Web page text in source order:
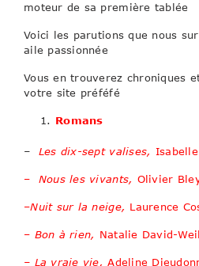
moteur de sa première tablée
Voici les parutions que nous
aile passionnée
Vous en trouverez chroniques
votre site préféfé
Romans
– Les dix-sept valises,
– Nous les vivants, Olivier
–Nuit sur la neige, Laurence
– Bon à rien, Natalie David-
– La vraie vie, Adeline